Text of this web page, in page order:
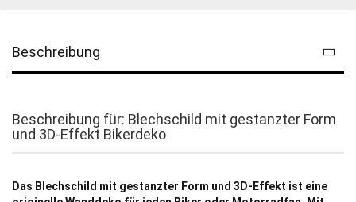
Beschreibung
Beschreibung für: Blechschild mit gestanzter Form
und 3D-Effekt Bikerdeko
Das Blechschild mit gestanzter Form und 3D-Effekt ist eine